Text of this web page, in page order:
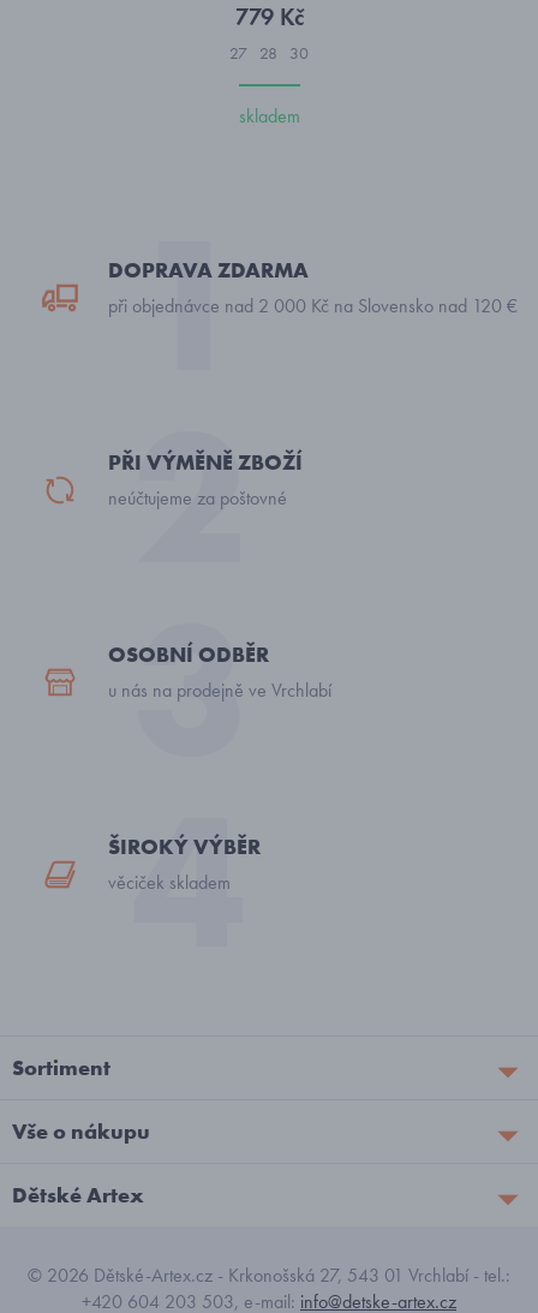
779 Kč
27 28 30
skladem
DOPRAVA ZDARMA
při objednávce nad 2 000 Kč na Slovensko nad 120 €
PŘI VÝMĚNĚ ZBOŽÍ
neúčtujeme za poštovné
OSOBNÍ ODBĚR
u nás na prodejně ve Vrchlabí
ŠIROKÝ VÝBĚR
věciček skladem
Sortiment
Vše o nákupu
Dětské Artex
© 2026 Dětské-Artex.cz - Krkonošská 27, 543 01 Vrchlabí - tel.:
+420 604 203 503, e-mail: info@detske-artex.cz